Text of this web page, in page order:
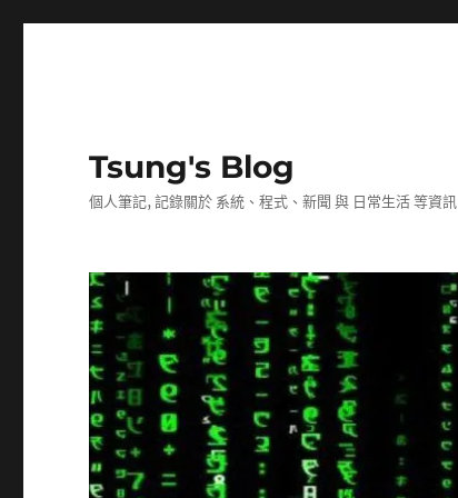
Tsung's Blog
個人筆記, 記錄關於 系統、程式、新聞 與 日常生活 等資訊